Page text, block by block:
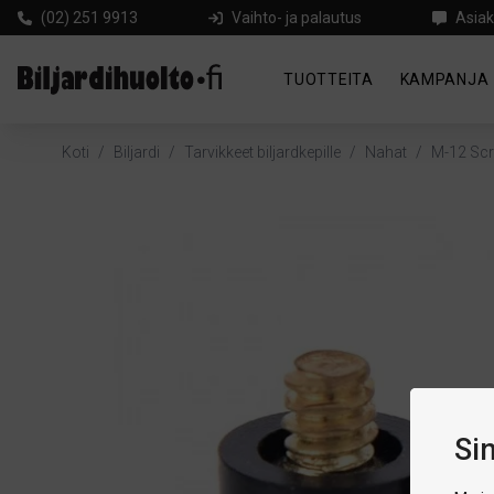
(02) 251 9913 Vaihto- ja palautus
TUOTTEITA KAMPANJA
Koti / Biljardi / Tarvikkeet biljardkepille / Nahat / M-12